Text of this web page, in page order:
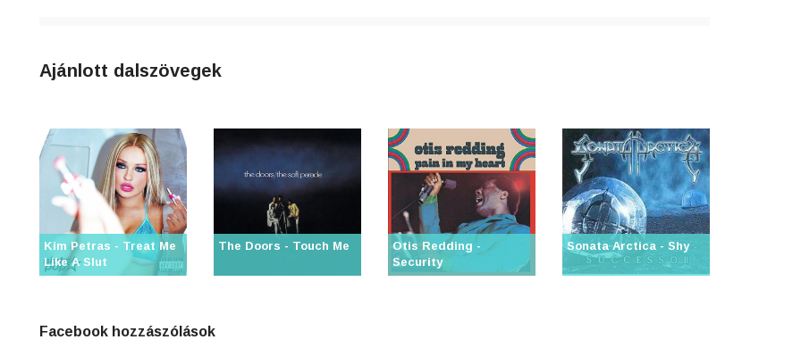
Ajánlott dalszövegek
Kim Petras - Treat Me
Like A Slut
The Doors - Touch Me
Otis Redding -
Security
Sonata Arctica - Shy
Facebook hozzászólások